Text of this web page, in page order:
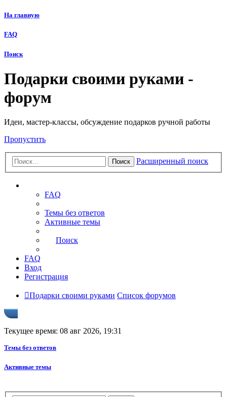
На главную
FAQ
Поиск
Подарки своими руками -
форум
Идеи, мастер-классы, обсуждение подарков ручной работы
Пропустить
Поиск Расширенный поиск
FAQ
Темы без ответов
Активные темы
Поиск
FAQ
Вход
Регистрация
Подарки своими руками Список форумов
Текущее время: 08 авг 2026, 19:31
Темы без ответов
Активные темы